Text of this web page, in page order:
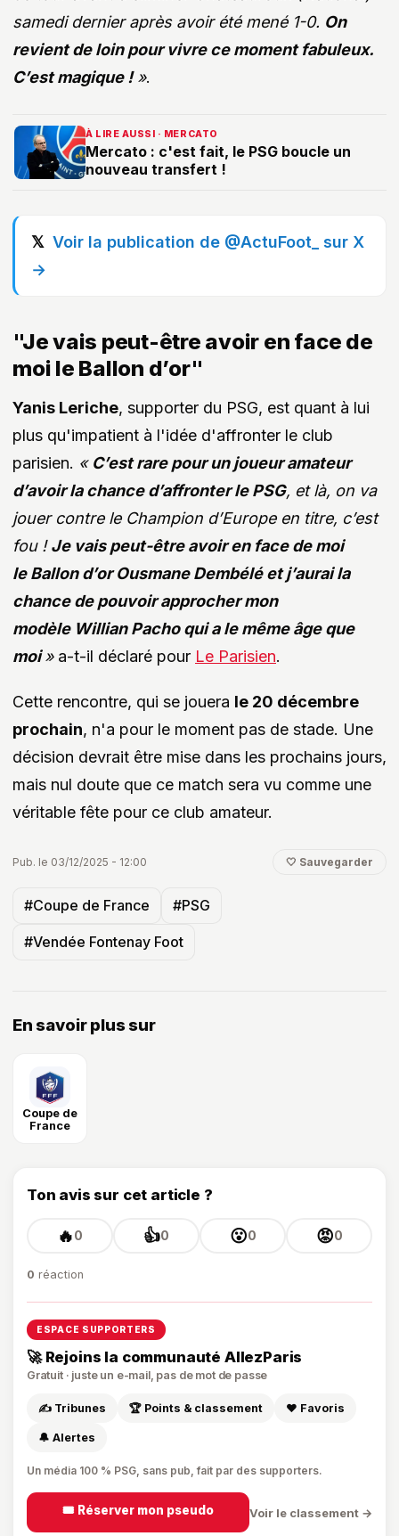
samedi dernier après avoir été mené 1-0. On
revient de loin pour vivre ce moment fabuleux.
C’est magique !».
À LIRE AUSSI · MERCATO
Mercato : c'est fait, le PSG boucle un
nouveau transfert !
Voir la publication de @ActuFoot_ sur X
→
"Je vais peut-être avoir en face de
moi le Ballon d’or"
Yanis Leriche, supporter du PSG, est quant à lui
plus qu'impatient à l'idée d'affronter le club
parisien. « C’est rare pour un joueur amateur
d’avoir la chance d’affronter le PSG, et là, on va
jouer contre le Champion d’Europe en titre, c’est
fou !Je vais peut-être avoir en face de moi
le Ballon d’or Ousmane Dembélé et j’aurai la
chance de pouvoir approcher mon
modèle Willian Pacho qui a le même âge que
moi»a-t-il déclaré pour Le Parisien.
Cette rencontre, qui se jouera le 20 décembre
prochain, n'a pour le moment pas de stade. Une
décision devrait être mise dans les prochains jours,
mais nul doute que ce match sera vu comme une
véritable fête pour ce club amateur.
Pub. le 03/12/2025 - 12:00 🤍 Sauvegarder
#Coupe de France #PSG
#Vendée Fontenay Foot
En savoir plus sur
Coupe de
France
Ton avis sur cet article ?
🔥0 👍0 😮0 😡0
0 réaction
ESPACE SUPPORTERS
🚀 Rejoins la communauté AllezParis
Gratuit · juste un e-mail, pas de mot de passe
✍️ Tribunes 🏆 Points & classement ❤️ Favoris
🔔 Alertes
Un média 100 % PSG, sans pub, fait par des supporters.
🎟️ Réserver mon pseudo Voir le classement →